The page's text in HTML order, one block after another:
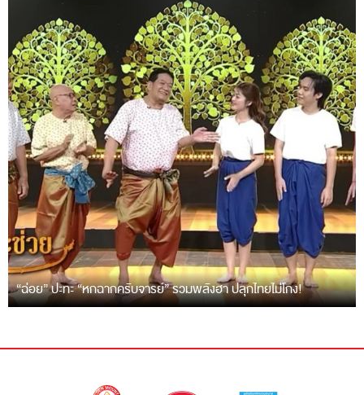
“ฉ่อย” ปะทะ “หกฉากครับจารย์” รวมพลังฮา ปลุกไทยไม่โกง!